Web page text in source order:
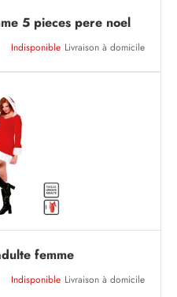
5 pieces pere noel
Indisponible Livraison à domicile
femme
Indisponible Livraison à domicile